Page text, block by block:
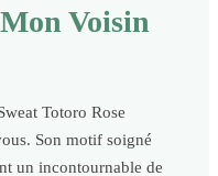
Voisin
Totoro Rose
Son motif soigné
un incontournable de